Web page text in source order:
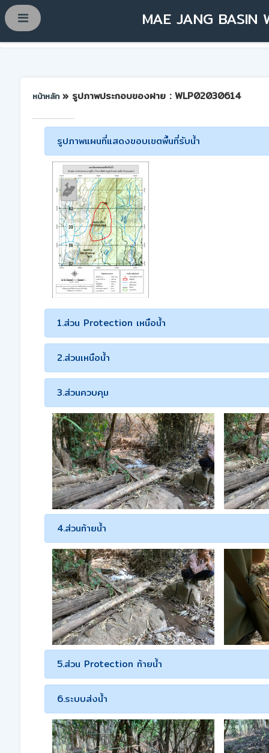
MAE JANG BASIN
หน้าหลัก » รูปภาพประกอบของฝาย : WLP02030614
รูปภาพแผนที่แสดงขอบเขตพื้นที่รับน้ำ
1.ส่วน Protection เหนือน้ำ
2.ส่วนเหนือน้ำ
3.ส่วนควบคุม
4.ส่วนท้ายน้ำ
5.ส่วน Protection ท้ายน้ำ
6.ระบบส่งน้ำ